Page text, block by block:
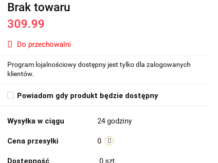
Brak towaru
309.99
Do przechowalni
Program lojalnościowy dostępny jest tylko dla zalogowanych
klientów.
Powiadom gdy produkt będzie dostępny
Wysyłka w ciągu 24 godziny
Cena przesyłki 0
Dostępność 0 szt.